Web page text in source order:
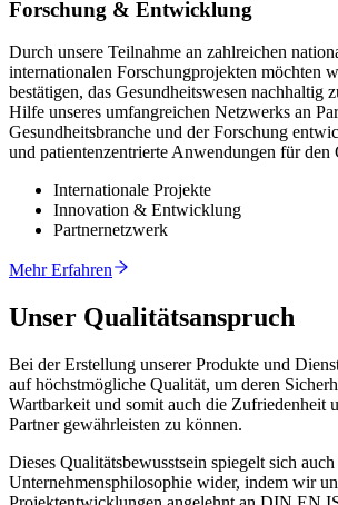
Forschung & Entwicklung
Durch unsere Teilnahme an zahlreichen
internationalen Forschungprojekten möchten
bestätigen, das Gesundheitswesen nachhaltig
Hilfe unseres umfangreichen Netzwerks an
Gesundheitsbranche und der Forschung
und patientenzentrierte Anwendungen für den
Internationale Projekte
Innovation & Entwicklung
Partnernetzwerk
Mehr Erfahren
Unser Qualitätsanspruch
Bei der Erstellung unserer Produkte und
auf höchstmögliche Qualität, um deren
Wartbarkeit und somit auch die Zufriedenheit
Partner gewährleisten zu können.
Dieses Qualitätsbewusstsein spiegelt sich
Unternehmensphilosophie wider, indem wir